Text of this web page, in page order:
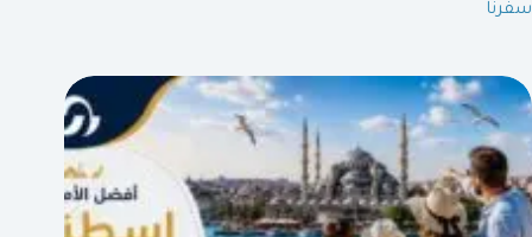
سفرنا